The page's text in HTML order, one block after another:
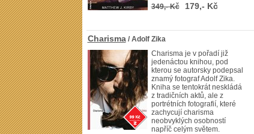
349,- Kč 179,- Kč
Charisma/ Adolf Zika
Charisma je v pořadí již
jedenáctou knihou, pod
kterou se autorsky podepsal
znamý fotograf Adolf Zika.
Kniha se tentokrát neskládá
z tradičních aktů, ale z
portrétních fotografií, které
zachycují charisma
neobvyklých osobností
napříč celým světem.